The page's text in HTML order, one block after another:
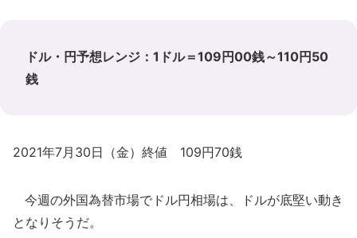
ドル・円予想レンジ：1ドル＝109円00銭～110円50
銭
2021年7月30日（金）終値 109円70銭
今週の外国為替市場でドル円相場は、ドルが底堅い動き
となりそうだ。